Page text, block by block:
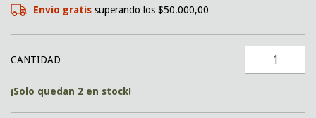
Envío gratis superando los$50.000,00
CANTIDAD
¡Solo quedan 2 en stock!